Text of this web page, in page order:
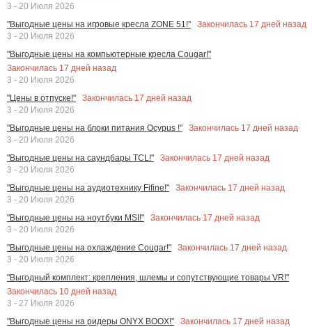
3 - 20 Июля 2026
"Выгодные цены на игровые кресла ZONE 51!"
Закончилась 17 дней назад
3 - 20 Июля 2026
"Выгодные цены на компьютерные кресла Cougar!"
Закончилась 17 дней назад
3 - 20 Июля 2026
"Цены в отпуске!"
Закончилась 17 дней назад
3 - 20 Июля 2026
"Выгодные цены на блоки питания Ocypus !"
Закончилась 17 дней назад
3 - 20 Июля 2026
"Выгодные цены на саундбары TCL!"
Закончилась 17 дней назад
3 - 20 Июля 2026
"Выгодные цены на аудиотехнику Fifine!"
Закончилась 17 дней назад
3 - 20 Июля 2026
"Выгодные цены на ноутбуки MSI!"
Закончилась 17 дней назад
3 - 20 Июля 2026
"Выгодные цены на охлаждение Cougar!"
Закончилась 17 дней назад
3 - 20 Июля 2026
"Выгодный комплект: крепления, шлемы и сопутствующие товары VR!"
Закончилась 10 дней назад
3 - 27 Июля 2026
"Выгодные цены на ридеры ONYX BOOX!"
Закончилась 17 дней назад